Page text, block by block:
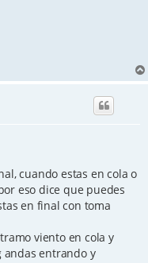
cuando estas en cola o
eso dice que puedes
en final con toma
viento en cola y
andas entrando y